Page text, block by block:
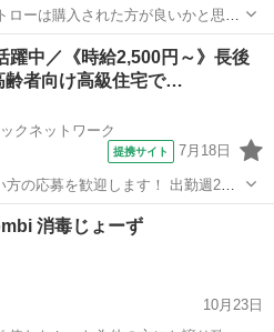
ローは購入された方が良いかと思い
ビー用品 ストローマグ
躍中／《時給2,500円～》長後
齢者向け高級住宅で…
クネットワーク
提携サイト 7月18日
募を歓迎します！ 出勤週2か
として
消毒じょーず
10月23日